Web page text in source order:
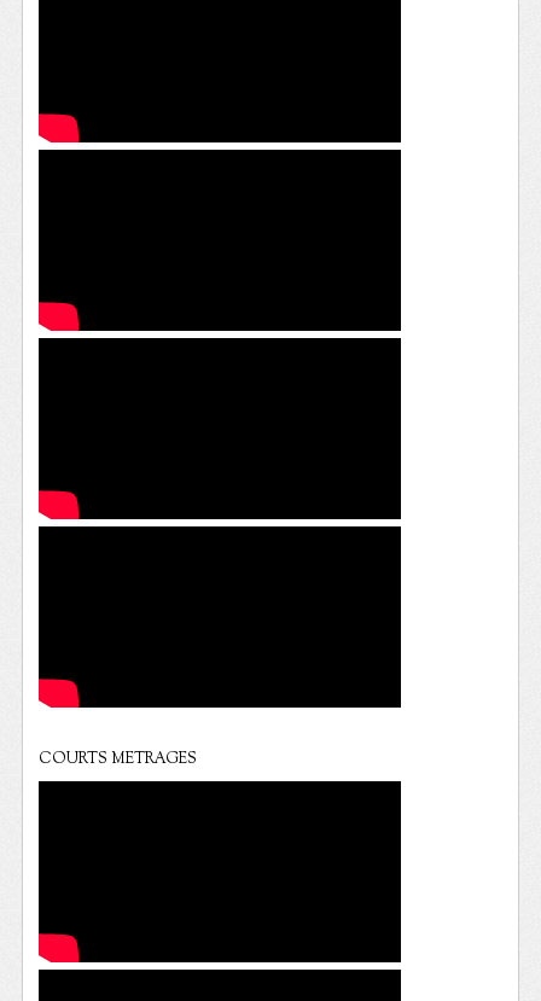
COURTS METRAGES